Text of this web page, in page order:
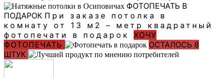
ФОТОПЕЧАТЬ В
ПОДАРОК При заказе потолка в
комнату от 13 м2 – метр квадратный
фотопечати в подарок ХОЧУ
ФОТОПЕЧАТЬ
ОСТАЛОСЬ 8
ШТУК